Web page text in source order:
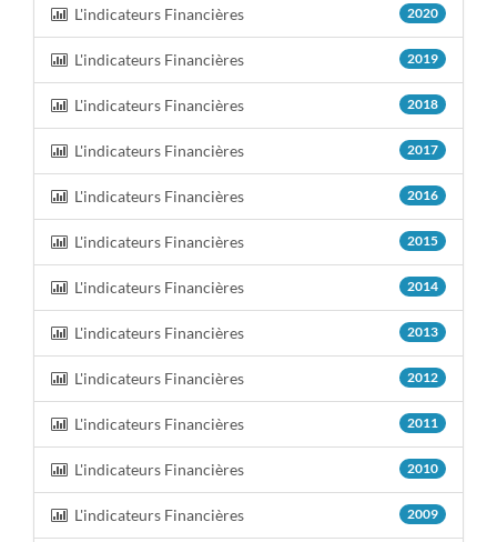
L'indicateurs Financières 2020
L'indicateurs Financières 2019
L'indicateurs Financières 2018
L'indicateurs Financières 2017
L'indicateurs Financières 2016
L'indicateurs Financières 2015
L'indicateurs Financières 2014
L'indicateurs Financières 2013
L'indicateurs Financières 2012
L'indicateurs Financières 2011
L'indicateurs Financières 2010
L'indicateurs Financières 2009